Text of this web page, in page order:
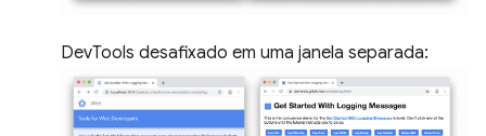
DevTools desafixado em uma janela separada: